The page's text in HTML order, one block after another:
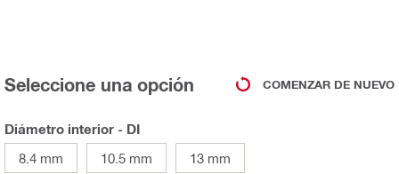
Seleccione una opción COMENZAR DE NUEVO
Diámetro interior - DI
8.4 mm
10.5 mm 13 mm